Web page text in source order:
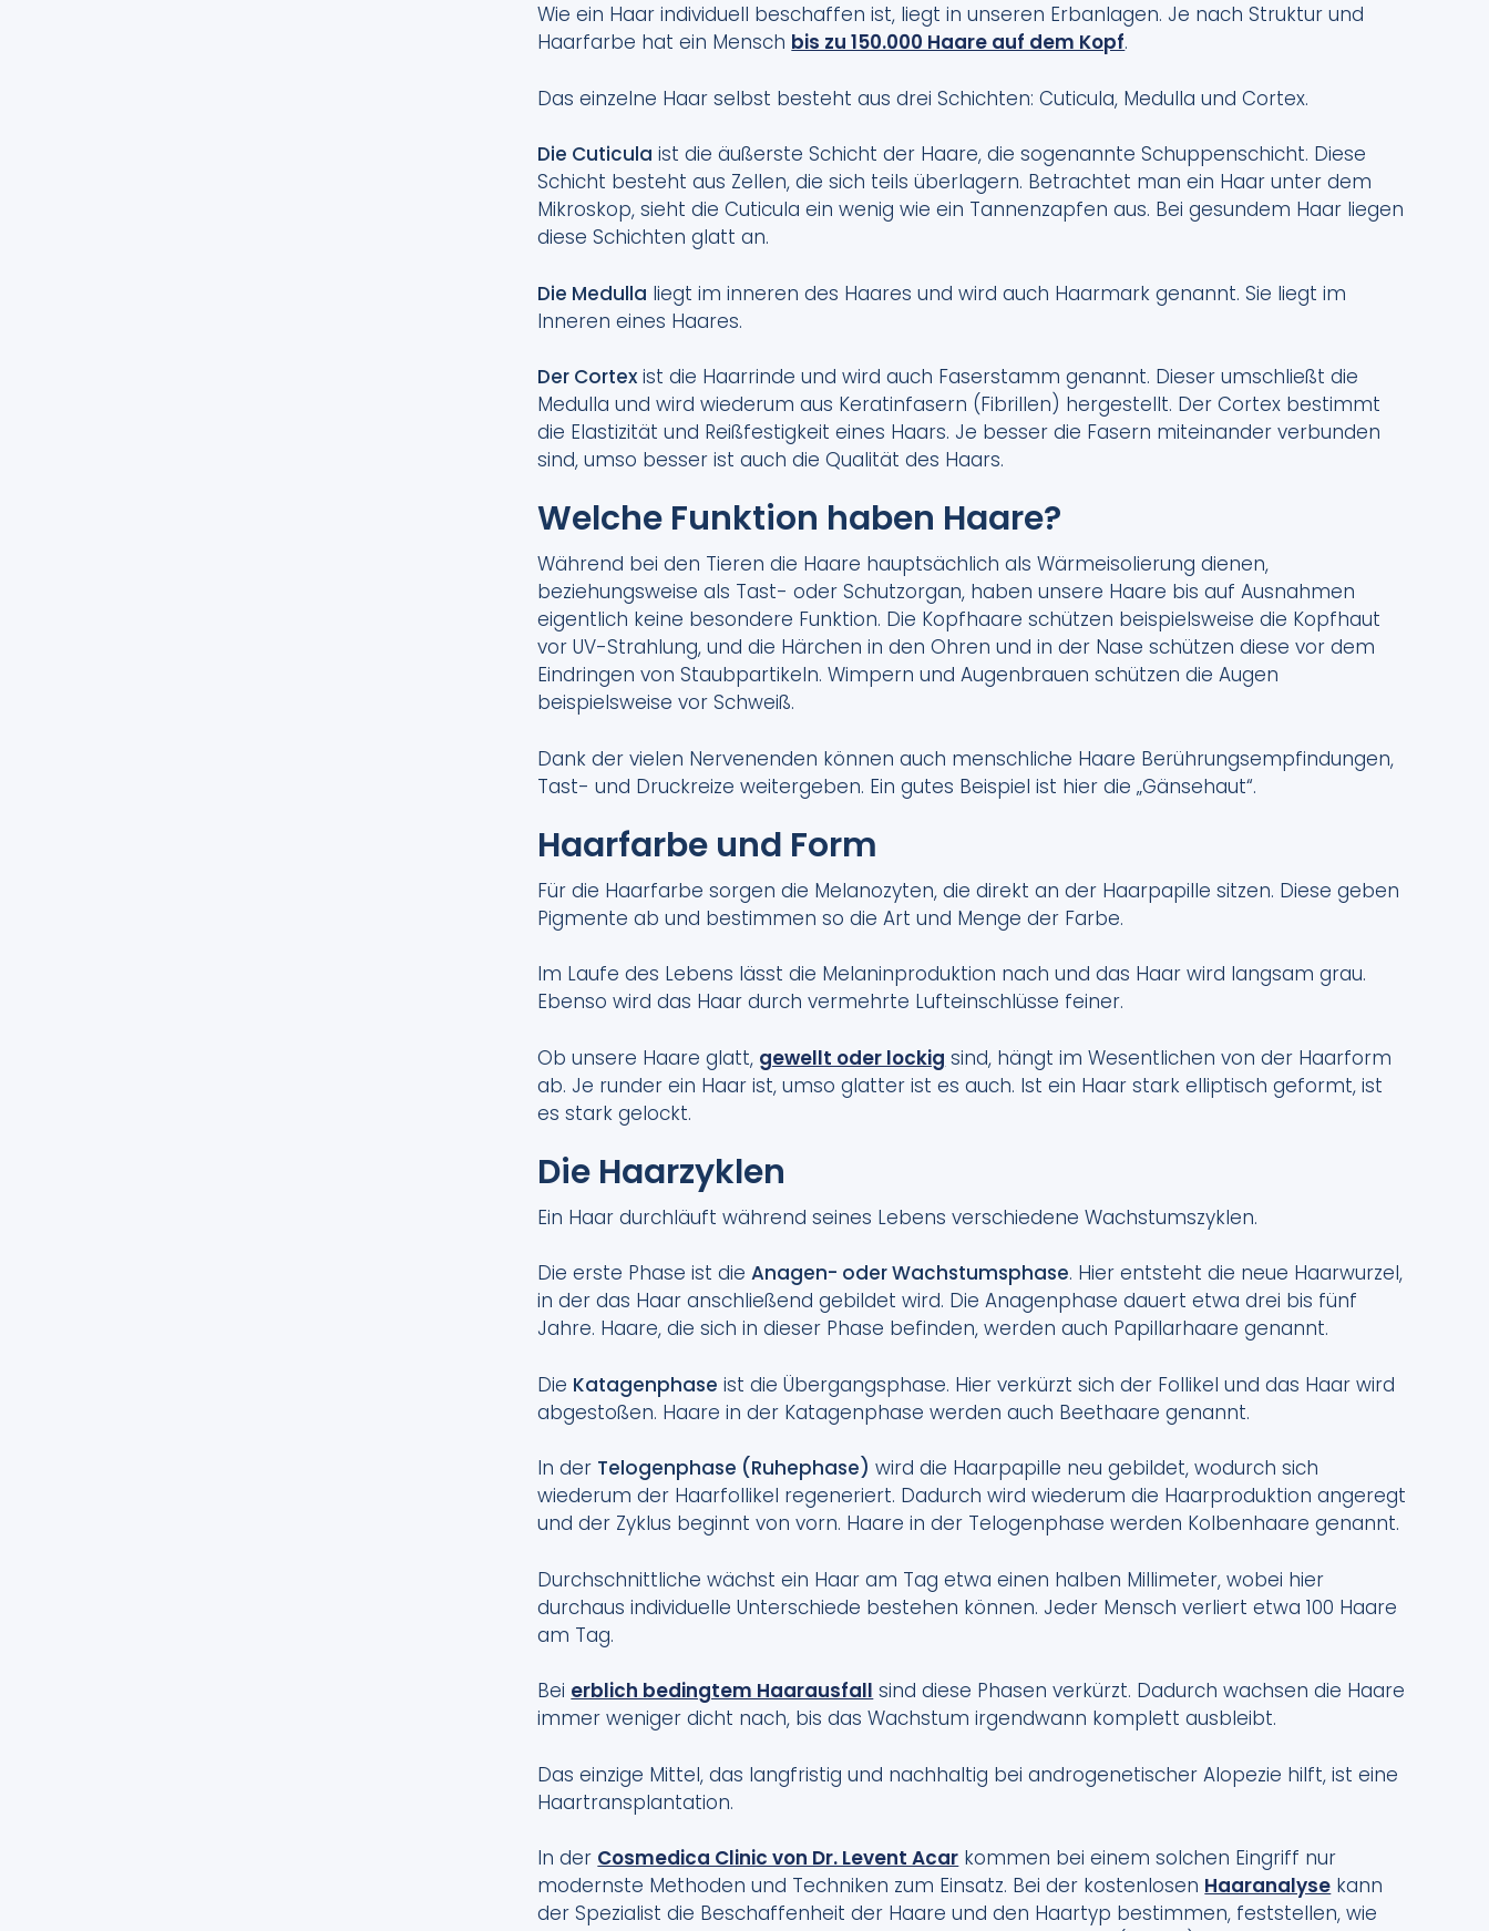
Wie ein Haar individuell beschaffen ist, liegt in unseren Erbanlagen. Je nach Struktur und
Haarfarbe hat ein Mensch bis zu 150.000 Haare auf dem Kopf.
Das einzelne Haar selbst besteht aus drei Schichten: Cuticula, Medulla und Cortex.
Die Cuticula ist die äußerste Schicht der Haare, die sogenannte Schuppenschicht. Diese
Schicht besteht aus Zellen, die sich teils überlagern. Betrachtet man ein Haar unter dem
Mikroskop, sieht die Cuticula ein wenig wie ein Tannenzapfen aus. Bei gesundem Haar liegen
diese Schichten glatt an.
Die Medulla liegt im inneren des Haares und wird auch Haarmark genannt. Sie liegt im
Inneren eines Haares.
Der Cortex ist die Haarrinde und wird auch Faserstamm genannt. Dieser umschließt die
Medulla und wird wiederum aus Keratinfasern (Fibrillen) hergestellt. Der Cortex bestimmt
die Elastizität und Reißfestigkeit eines Haars. Je besser die Fasern miteinander verbunden
sind, umso besser ist auch die Qualität des Haars.
Welche Funktion haben Haare?
Während bei den Tieren die Haare hauptsächlich als Wärmeisolierung dienen,
beziehungsweise als Tast- oder Schutzorgan, haben unsere Haare bis auf Ausnahmen
eigentlich keine besondere Funktion. Die Kopfhaare schützen beispielsweise die Kopfhaut
vor UV-Strahlung, und die Härchen in den Ohren und in der Nase schützen diese vor dem
Eindringen von Staubpartikeln. Wimpern und Augenbrauen schützen die Augen
beispielsweise vor Schweiß.
Dank der vielen Nervenenden können auch menschliche Haare Berührungsempfindungen,
Tast- und Druckreize weitergeben. Ein gutes Beispiel ist hier die „Gänsehaut“.
Haarfarbe und Form
Für die Haarfarbe sorgen die Melanozyten, die direkt an der Haarpapille sitzen. Diese geben
Pigmente ab und bestimmen so die Art und Menge der Farbe.
Im Laufe des Lebens lässt die Melaninproduktion nach und das Haar wird langsam grau.
Ebenso wird das Haar durch vermehrte Lufteinschlüsse feiner.
Ob unsere Haare glatt, gewellt oder lockig sind, hängt im Wesentlichen von der Haarform
ab. Je runder ein Haar ist, umso glatter ist es auch. Ist ein Haar stark elliptisch geformt, ist
es stark gelockt.
Die Haarzyklen
Ein Haar durchläuft während seines Lebens verschiedene Wachstumszyklen.
Die erste Phase ist dieAnagen- oder Wachstumsphase. Hier entsteht die neue Haarwurzel,
in der das Haar anschließend gebildet wird. Die Anagenphase dauert etwa drei bis fünf
Jahre. Haare, die sich in dieser Phase befinden, werden auch Papillarhaare genannt.
Die Katagenphase ist die Übergangsphase. Hier verkürzt sich der Follikel und das Haar wird
abgestoßen. Haare in der Katagenphase werden auch Beethaare genannt.
In der Telogenphase (Ruhephase) wird die Haarpapille neu gebildet, wodurch sich
wiederum der Haarfollikel regeneriert. Dadurch wird wiederum die Haarproduktion angeregt
und der Zyklus beginnt von vorn. Haare in der Telogenphase werden Kolbenhaare genannt.
Durchschnittliche wächst ein Haar am Tag etwa einen halben Millimeter, wobei hier
durchaus individuelle Unterschiede bestehen können. Jeder Mensch verliert etwa 100 Haare
am Tag.
Bei erblich bedingtem Haarausfall sind diese Phasen verkürzt. Dadurch wachsen die Haare
immer weniger dicht nach, bis das Wachstum irgendwann komplett ausbleibt.
Das einzige Mittel, das langfristig und nachhaltig bei androgenetischer Alopezie hilft, ist eine
Haartransplantation.
In der Cosmedica Clinic von Dr. Levent Acar kommen bei einem solchen Eingriff nur
modernste Methoden und Techniken zum Einsatz. Bei der kostenlosen Haaranalyse kann
der Spezialist die Beschaffenheit der Haare und den Haartyp bestimmen, feststellen, wie